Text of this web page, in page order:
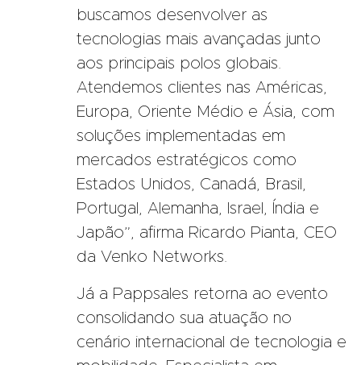
buscamos desenvolver as
tecnologias mais avançadas junto
aos principais polos globais.
Atendemos clientes nas Américas,
Europa, Oriente Médio e Ásia, com
soluções implementadas em
mercados estratégicos como
Estados Unidos, Canadá, Brasil,
Portugal, Alemanha, Israel, Índia e
Japão”, afirma Ricardo Pianta, CEO
da Venko Networks.
Já a Pappsales retorna ao evento
consolidando sua atuação no
cenário internacional de tecnologia e